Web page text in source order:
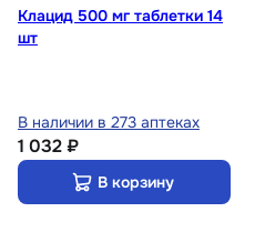
Клацид 500 мг таблетки 14
шт
В наличии в 273 аптеках
1 032 ₽
В корзину